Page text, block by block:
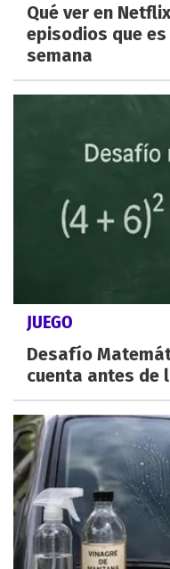
Qué ver en
episodios que
semana
JUEGO
Desafío
cuenta antes de